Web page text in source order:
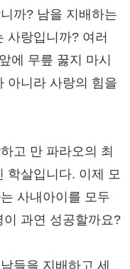
까? 남을 지배하는
사랑입니까? 여러
에 무릎 꿇지 마시
아니라 사랑의 힘을
고 만 파라오의 최
학살입니다. 이제 모
사내아이를 모두
과연 성공할까요?
들을 지배하고 세